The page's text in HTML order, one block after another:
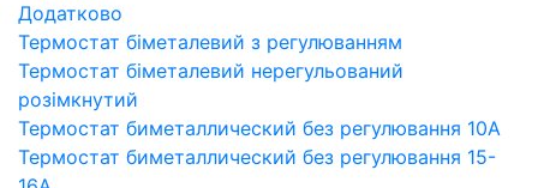
Додатково
Термостат біметалевий з регулюванням
Термостат біметалевий нерегульований
розімкнутий
Термостат биметаллический без регулювання 10A
Термостат биметаллический без регулювання 15-